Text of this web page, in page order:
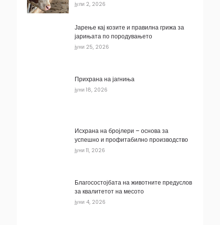
јули 2, 2026
Јарење кај козите и правилна грижа за
јарињата по породувањето
јуни 25, 2026
Прихрана на јагниња
јуни 18, 2026
Исхрана на бројлери – основа за
успешно и профитабилно производство
јуни 11, 2026
Благосостојбата на животните предуслов
за квалитетот на месото
јуни 4, 2026